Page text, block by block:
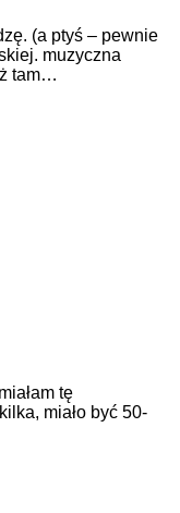
(a ptyś – pewnie
muzyczna
tam…
tę
miało być 50-